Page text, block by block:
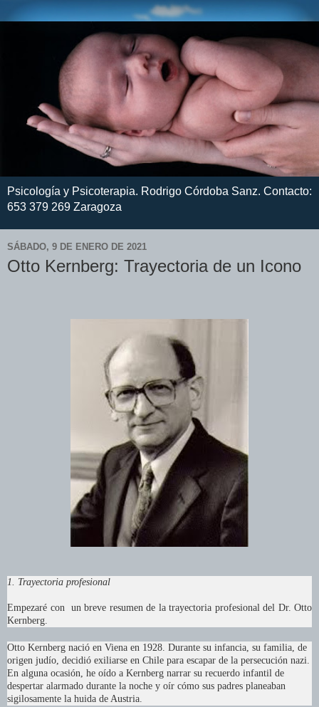
Psicología y Psicoterapia. Rodrigo Córdoba Sanz. Contacto:
653 379 269 Zaragoza
SÁBADO, 9 DE ENERO DE 2021
Otto Kernberg: Trayectoria de un Icono
1. Trayectoria profesional
Empezaré con un breve resumen de la trayectoria profesional del Dr. Otto
Kernberg.
Otto Kernberg nació en Viena en 1928. Durante su infancia, su familia, de
origen judío, decidió exiliarse en Chile para escapar de la persecución nazi.
En alguna ocasión, he oído a Kernberg narrar su recuerdo infantil de
despertar alarmado durante la noche y oír cómo sus padres planeaban
sigilosamente la huida de Austria.